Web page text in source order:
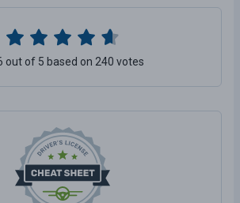
out of 5 based on 240 votes